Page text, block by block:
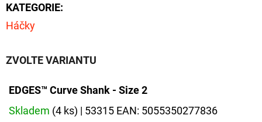
KATEGORIE:
Háčky
ZVOLTE VARIANTU
EDGES™ Curve Shank - Size 2
Skladem (4 ks) | 53315 EAN: 5055350277836